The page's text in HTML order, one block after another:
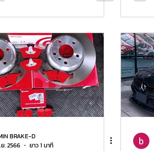
BRAKE-D
ย. 2566
ยาว 1 นาที